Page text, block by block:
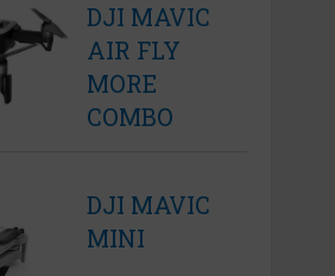
DJI MAVIC
AIR FLY
MORE
COMBO
DJI MAVIC
MINI